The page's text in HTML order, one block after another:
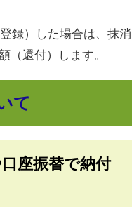
録）した場合は、抹消
（還付）します。
て
座振替で納付